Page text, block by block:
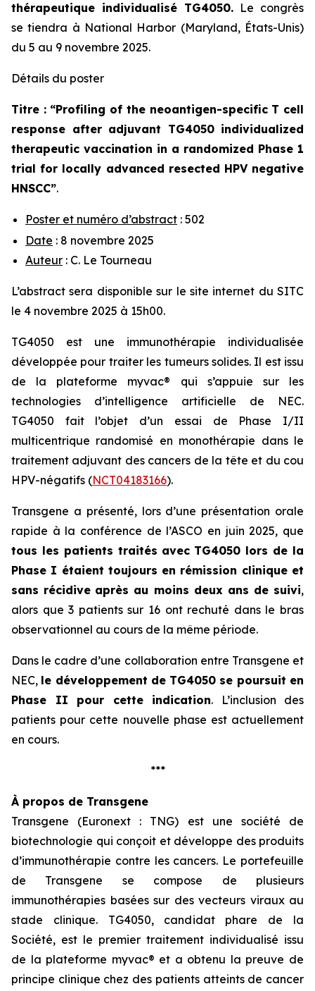
thérapeutique individualisé TG4050. Le congrès
se tiendra à National Harbor (Maryland, États-Unis)
du 5 au 9 novembre 2025.
Détails du poster
Titre : “Profiling of the neoantigen-specific T cell
response after adjuvant TG4050 individualized
therapeutic vaccination in a randomized Phase 1
trial for locally advanced resected HPV negative
HNSCC”.
Poster et numéro d’abstract : 502
Date : 8 novembre 2025
Auteur : C. Le Tourneau
L’abstract sera disponible sur le site internet du SITC
le 4 novembre 2025 à 15h00.
TG4050 est une immunothérapie individualisée
développée pour traiter les tumeurs solides. Il est issu
de la plateforme myvac® qui s’appuie sur les
technologies d’intelligence artificielle de NEC.
TG4050 fait l’objet d’un essai de Phase I/II
multicentrique randomisé en monothérapie dans le
traitement adjuvant des cancers de la tête et du cou
HPV-négatifs (NCT04183166).
Transgene a présenté, lors d’une présentation orale
rapide à la conférence de l’ASCO en juin 2025, que
tous les patients traités avec TG4050 lors de la
Phase I étaient toujours en rémission clinique et
sans récidive après au moins deux ans de suivi,
alors que 3 patients sur 16 ont rechuté dans le bras
observationnel au cours de la même période.
Dans le cadre d’une collaboration entre Transgene et
NEC, le développement de TG4050 se poursuit en
Phase II pour cette indication. L’inclusion des
patients pour cette nouvelle phase est actuellement
en cours.
***
À propos de Transgene
Transgene (Euronext : TNG) est une société de
biotechnologie qui conçoit et développe des produits
d’immunothérapie contre les cancers. Le portefeuille
de Transgene se compose de plusieurs
immunothérapies basées sur des vecteurs viraux au
stade clinique. TG4050, candidat phare de la
Société, est le premier traitement individualisé issu
de la plateforme myvac® et a obtenu la preuve de
principe clinique chez des patients atteints de cancer